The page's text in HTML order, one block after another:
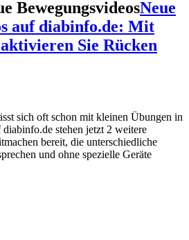
BewegungsvideosNeue
auf diabinfo.de: Mit
Sie Rücken
sich oft schon mit kleinen Übungen in
stehen jetzt 2 weitere
bereit, die unterschiedliche
und ohne spezielle Geräte